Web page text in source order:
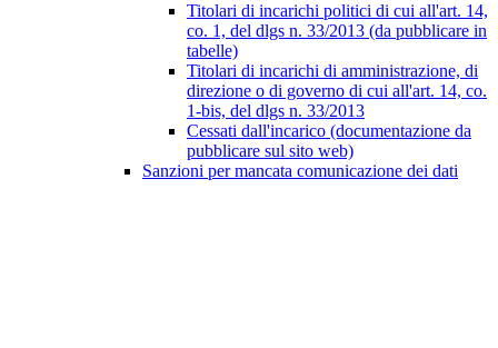
Titolari di incarichi politici di cui all'art. 14,
co. 1, del dlgs n. 33/2013 (da pubblicare in
tabelle)
Titolari di incarichi di amministrazione, di
direzione o di governo di cui all'art. 14, co.
1-bis, del dlgs n. 33/2013
Cessati dall'incarico (documentazione da
pubblicare sul sito web)
Sanzioni per mancata comunicazione dei dati